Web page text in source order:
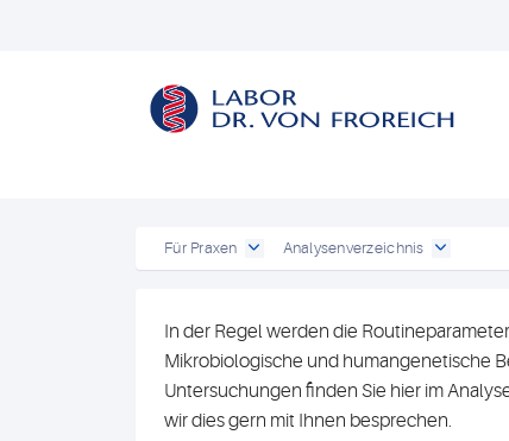
Für Praxen Analysenverzeichnis
In der Regel werden die
Mikrobiologische und humangenetische
Untersuchungen finden Sie hier im
wir dies gern mit Ihnen besprechen.